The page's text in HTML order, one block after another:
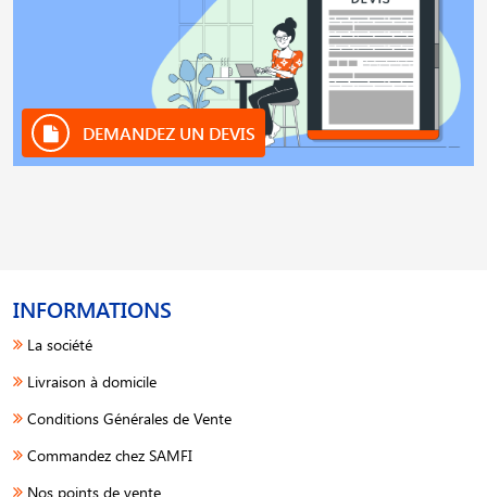
DEMANDEZ UN DEVIS
INFORMATIONS
La société
Livraison à domicile
Conditions Générales de Vente
Commandez chez SAMFI
Nos points de vente